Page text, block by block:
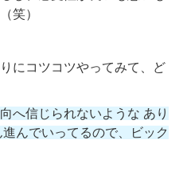
笑）
にコツコツやってみて、ど
へ信じられないような あり
んでいってるので、ビック